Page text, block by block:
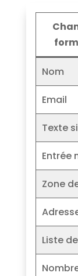
Nom
Email
Texte
Entrée
Zone
Liste